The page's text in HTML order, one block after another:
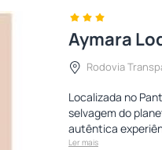
Aymara
Rodovia
Localizada no
selvagem do
autêntica
Ler mais